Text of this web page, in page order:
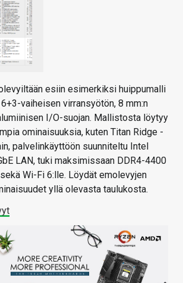
esiin esimerkiksi huippumalli
vaiheisen virransyötön, 8 mm:n
I/O-suojan. Mallistosta löytyy
ominaisuuksia, kuten Titan Ridge -
palvelinkäyttöön suunniteltu Intel
LAN, tuki maksimissaan DDR4-4400
Wi-Fi 6:lle. Löydät emolevyjen
yllä olevasta taulukosta.